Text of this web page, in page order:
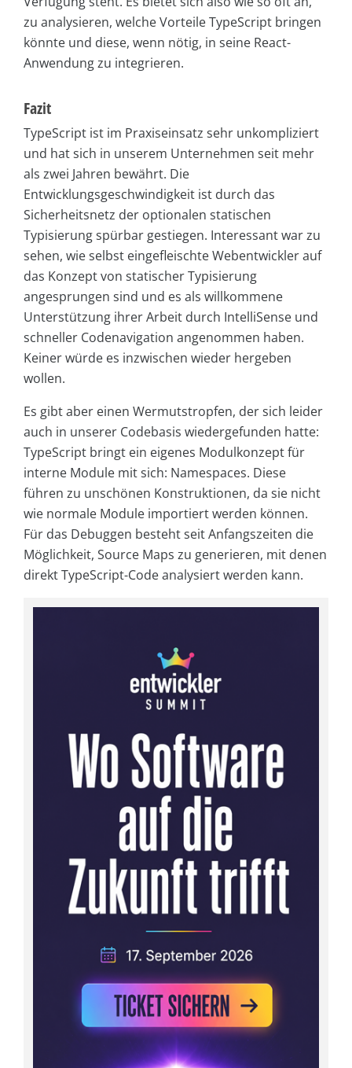
zu analysieren, welche Vorteile TypeScript bringen
könnte und diese, wenn nötig, in seine React-
Anwendung zu integrieren.
Fazit
TypeScript ist im Praxiseinsatz sehr unkompliziert
und hat sich in unserem Unternehmen seit mehr
als zwei Jahren bewährt. Die
Entwicklungsgeschwindigkeit ist durch das
Sicherheitsnetz der optionalen statischen
Typisierung spürbar gestiegen. Interessant war zu
sehen, wie selbst eingefleischte Webentwickler auf
das Konzept von statischer Typisierung
angesprungen sind und es als willkommene
Unterstützung ihrer Arbeit durch IntelliSense und
schneller Codenavigation angenommen haben.
Keiner würde es inzwischen wieder hergeben
wollen.
Es gibt aber einen Wermutstropfen, der sich leider
auch in unserer Codebasis wiedergefunden hatte:
TypeScript bringt ein eigenes Modulkonzept für
interne Module mit sich: Namespaces. Diese
führen zu unschönen Konstruktionen, da sie nicht
wie normale Module importiert werden können.
Für das Debuggen besteht seit Anfangszeiten die
Möglichkeit, Source Maps zu generieren, mit denen
direkt TypeScript-Code analysiert werden kann.